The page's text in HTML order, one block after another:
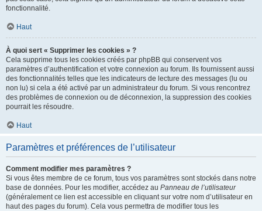
fonctionnalité.
Haut
À quoi sert « Supprimer les cookies » ?
Cela supprime tous les cookies créés par phpBB qui conservent vos
paramètres d’authentification et votre connexion au forum. Ils fournissent aussi
des fonctionnalités telles que les indicateurs de lecture des messages (lu ou
non lu) si cela a été activé par un administrateur du forum. Si vous rencontrez
des problèmes de connexion ou de déconnexion, la suppression des cookies
pourrait les résoudre.
Haut
Paramètres et préférences de l’utilisateur
Comment modifier mes paramètres ?
Si vous êtes membre de ce forum, tous vos paramètres sont stockés dans notre
base de données. Pour les modifier, accédez au Panneau de l’utilisateur
(généralement ce lien est accessible en cliquant sur votre nom d’utilisateur en
haut des pages du forum). Cela vous permettra de modifier tous les